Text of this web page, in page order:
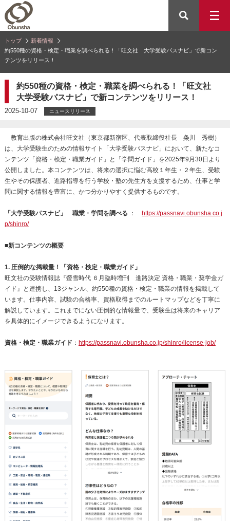
トップ
新着情報
約550種の資格・検定・職業を調べられる！「旺文社 大学受験パスナビ」で新コン
テンツをリリース！
約550種の資格・検定・職業を調べられる！「旺文社
大学受験パスナビ」で新コンテンツをリリース！
2025-10-07 ニュースリリース
教育出版の株式会社旺文社（東京都新宿区、代表取締役社長 粂川 秀樹）
は、大学受験生のための情報サイト「大学受験パスナビ」において、新たなコ
ンテンツ「資格・検定・職業ガイド」と「学問ガイド」を2025年9月30日より
公開しました。本コンテンツは、将来の選択に悩む高校１年生・２年生、受験
生やその保護者、進路指導を行う学校・塾の先生方を支援するため、仕事と学
問に関する情報を豊富に、かつ分かりやすく提供するものです。
「大学受験パスナビ」 職業・学問を調べる ： https://passnavi.obunsha.co.j
p/shinro/
■新コンテンツの概要
1. 圧倒的な掲載量！「資格・検定・職業ガイド」
旺文社の受験情報誌『螢雪時代 ６月臨時増刊 進路決定 資格・職業・奨学金ガ
イド』と連携し、13ジャンル、約550種の資格・検定・職業の情報を掲載して
います。仕事内容、試験の合格率、資格取得までのルートマップなどを丁寧に
解説しています。これまでにない圧倒的な情報量で、受験生は将来のキャリア
を具体的にイメージできるようになります。
資格・検定・職業ガイド ： https://passnavi.obunsha.co.jp/shinro/license-job/